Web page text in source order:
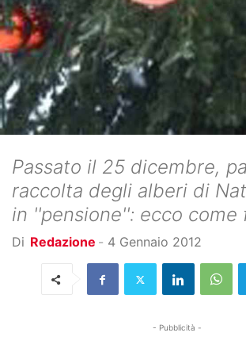
Passato il 25 dicembre,
raccolta degli alberi di
in ''pensione'': ecco come
Di Redazione - 4 Gennaio 2012
- Pubblicità -